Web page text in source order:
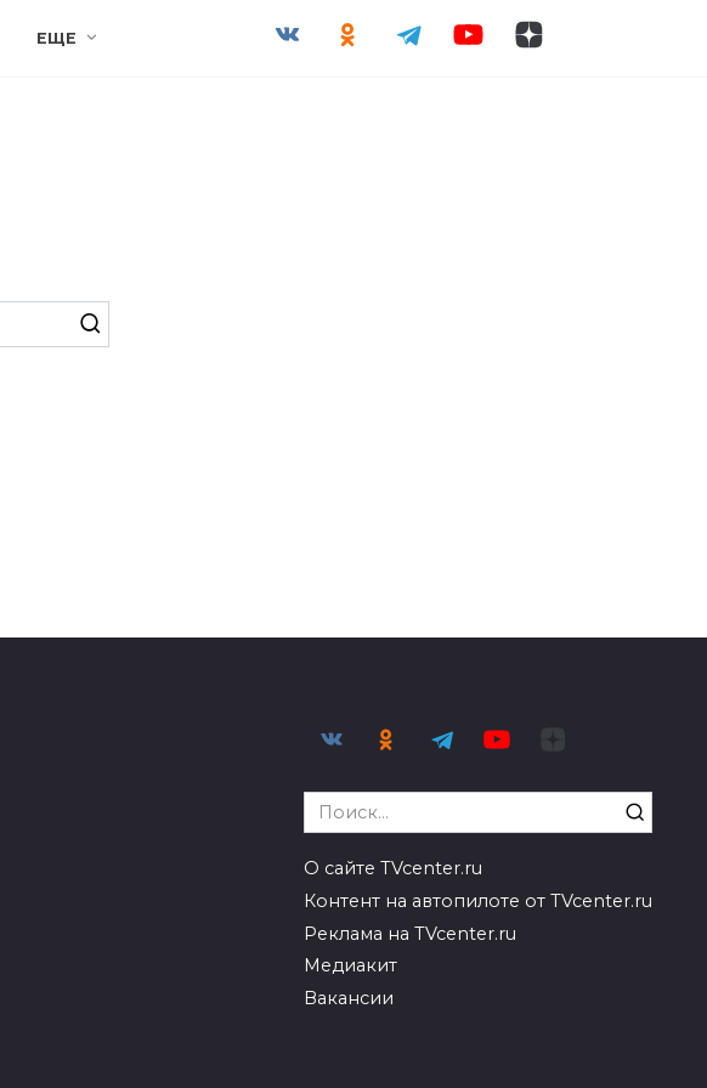
ЕЩЕ
Search
for:
О сайте TVcenter.ru
Контент на автопилоте от TVcenter.ru
Реклама на TVcenter.ru
Медиакит
Вакансии